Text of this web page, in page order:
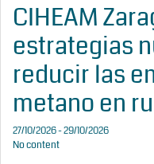
CIHEAM
estrategias
reducir las
metano en
27/10/2026 - 29/10/2026
No content